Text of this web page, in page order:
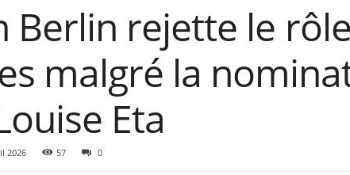
Berlin rejette le
malgré la
Eta
2026 57 0